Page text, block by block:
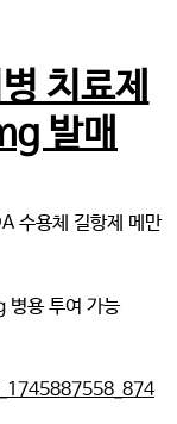
치료제
발매
수용체 길항제 메만
용 투여 가능